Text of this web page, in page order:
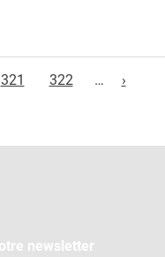
321 322 … ›
newsletter